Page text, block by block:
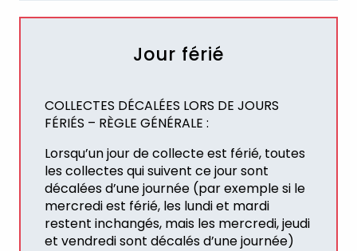
Jour férié
COLLECTES DÉCALÉES LORS DE JOURS
FÉRIÉS – RÈGLE GÉNÉRALE :
Lorsqu’un jour de collecte est férié, toutes
les collectes qui suivent ce jour sont
décalées d’une journée (par exemple si le
mercredi est férié, les lundi et mardi
restent inchangés, mais les mercredi, jeudi
et vendredi sont décalés d’une journée)